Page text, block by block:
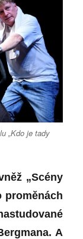
„Kdo je tady
„Scény
proměnách
A